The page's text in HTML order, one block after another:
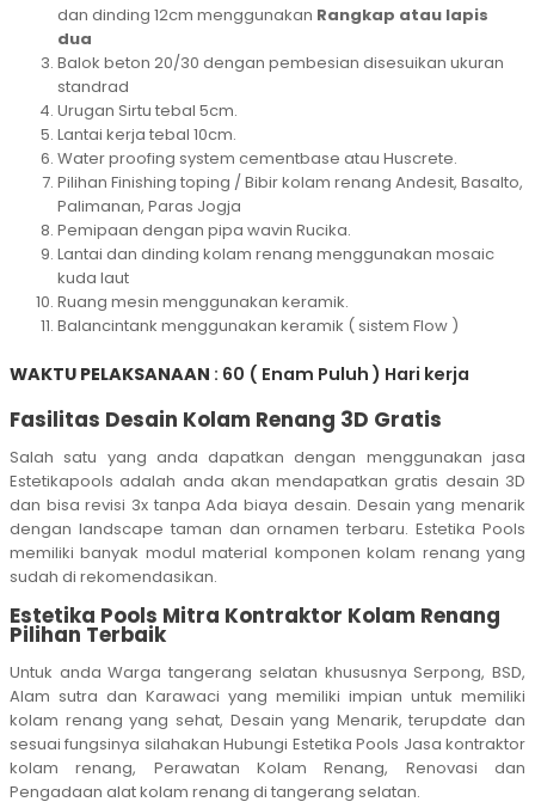
dan dinding 12cm menggunakan Rangkap atau lapis
dua
Balok beton 20/30 dengan pembesian disesuikan ukuran
standrad
Urugan Sirtu tebal 5cm.
Lantai kerja tebal 10cm.
Water proofing system cementbase atau Huscrete.
Pilihan Finishing toping / Bibir kolam renang Andesit, Basalto,
Palimanan, Paras Jogja
Pemipaan dengan pipa wavin Rucika.
Lantai dan dinding kolam renang menggunakan mosaic
kuda laut
Ruang mesin menggunakan keramik.
Balancintank menggunakan keramik ( sistem Flow )
WAKTU PELAKSANAAN : 60 ( Enam Puluh ) Hari kerja
Fasilitas Desain Kolam Renang 3D Gratis
Salah satu yang anda dapatkan dengan menggunakan jasa
Estetikapools adalah anda akan mendapatkan gratis desain 3D
dan bisa revisi 3x tanpa Ada biaya desain. Desain yang menarik
dengan landscape taman dan ornamen terbaru. Estetika Pools
memiliki banyak modul material komponen kolam renang yang
sudah di rekomendasikan.
Estetika Pools Mitra Kontraktor Kolam Renang
Pilihan Terbaik
Untuk anda Warga tangerang selatan khususnya Serpong, BSD,
Alam sutra dan Karawaci yang memiliki impian untuk memiliki
kolam renang yang sehat, Desain yang Menarik, terupdate dan
sesuai fungsinya silahakan Hubungi Estetika Pools Jasa kontraktor
kolam renang, Perawatan Kolam Renang, Renovasi dan
Pengadaan alat kolam renang di tangerang selatan.